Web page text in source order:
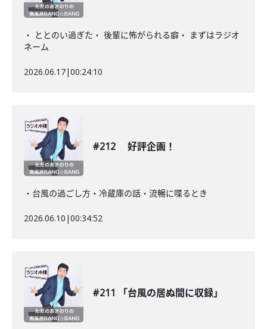
・ ととのい過ぎた・ 後輩に怖がられる癖・ まずはラジオ
ネーム
2026.06.17|00:24:10
#212 好評企画！
・台風の過ごし方・冷蔵庫の話・流暢に喋るとき
2026.06.10 |00:34:52
#211 「台風の居ぬ間に収録」